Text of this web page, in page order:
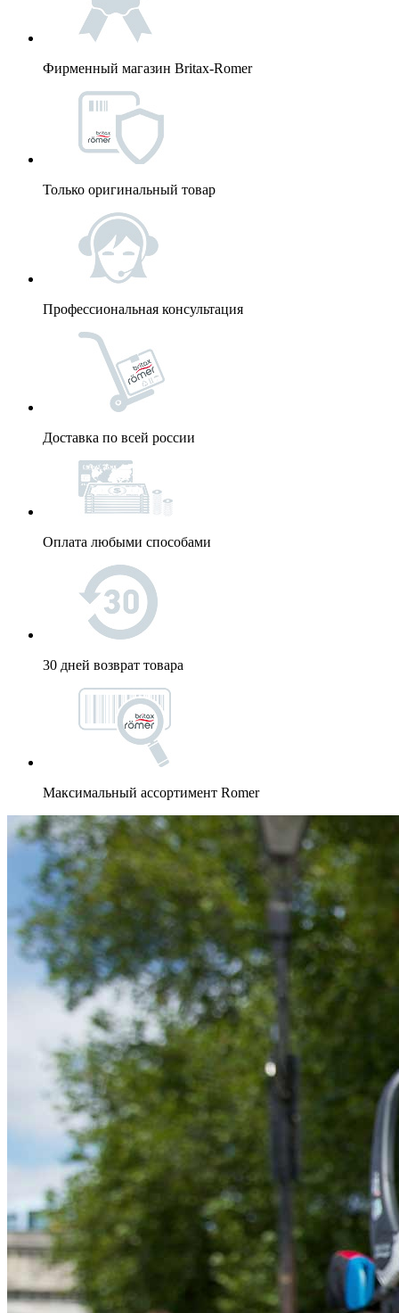
Фирменный магазин Britax-Romer
Только оригинальный товар
Профессиональная консультация
Доставка по всей россии
Оплата любыми способами
30 дней возврат товара
Максимальный ассортимент Romer